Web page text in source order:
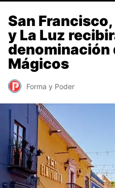
San
y La Luz
denominación
Mágicos
Forma y Poder